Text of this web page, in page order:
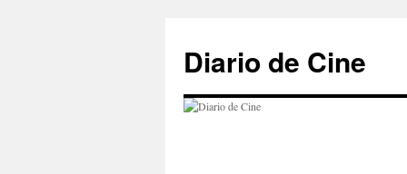
contenido
Diario de Cine